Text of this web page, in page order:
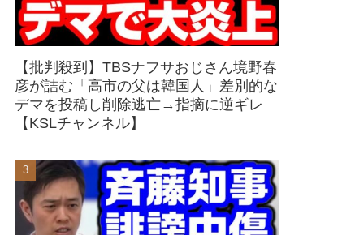
【批判殺到】TBSナフサおじさん境野春
彦が詰む「高市の父は韓国人」差別的な
デマを投稿し削除逃亡→指摘に逆ギレ
【KSLチャンネル】